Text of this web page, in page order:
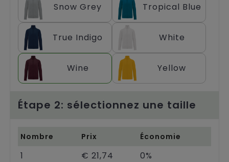
Snow Grey Tropical Blue
True Indigo White
Wine Yellow
Étape 2: sélectionnez une taille
Nombre Prix Économie
1 € 21,74 0%